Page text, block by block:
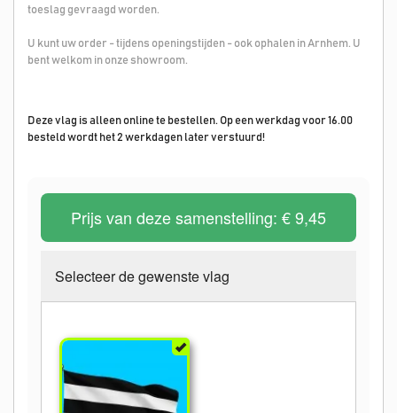
toeslag gevraagd worden.
U kunt uw order - tijdens openingstijden - ook ophalen in Arnhem. U
bent welkom in onze showroom.
Deze vlag is alleen online te bestellen. Op een werkdag voor 16.00
besteld wordt het 2 werkdagen later verstuurd!
Prijs van deze samenstelling: € 9,45
Selecteer de gewenste vlag